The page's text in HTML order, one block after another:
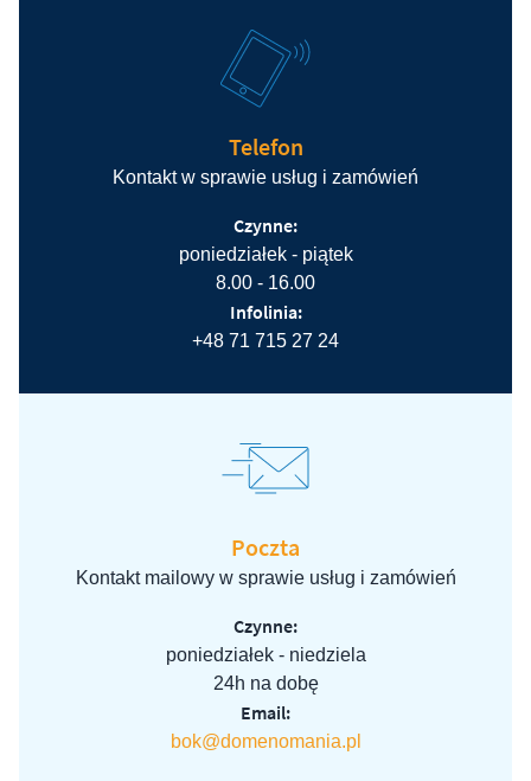
Telefon
Kontakt w sprawie usług i zamówień
Czynne:
poniedziałek - piątek
8.00 - 16.00
Infolinia:
+48 71 715 27 24
Poczta
Kontakt mailowy w sprawie usług i zamówień
Czynne:
poniedziałek - niedziela
24h na dobę
Email:
bok@domenomania.pl